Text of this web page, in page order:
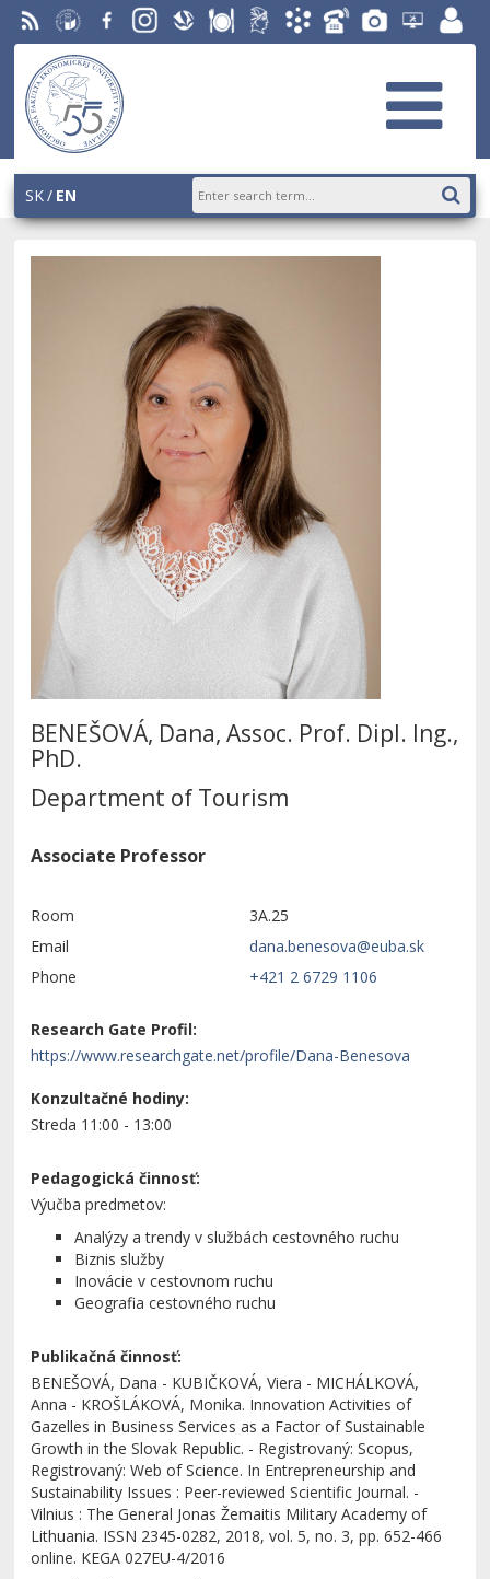
RSS University
of
Economics
in
Bratislava
FacebookInstagram
SlovakDiningStudentAcademic
PhoneGalleryHelpdesk
EUBAportal
SK EN
BENEŠOVÁ, Dana, Assoc. Prof. Dipl. Ing.,
PhD.
Department of Tourism
Associate Professor
Room
3A.25
Email
Phone
+421 2 6729 1106
Research Gate Profil:
https://www.researchgate.net/profile/Dana-Benesova
Konzultačné hodiny:
Streda 11:00 - 13:00
Pedagogická činnosť:
Výučba predmetov:
Analýzy a trendy v službách cestovného ruchu
Biznis služby
Inovácie v cestovnom ruchu
Geografia cestovného ruchu
Publikačná činnosť:
BENEŠOVÁ, Dana - KUBIČKOVÁ, Viera - MICHÁLKOVÁ,
Anna - KROŠLÁKOVÁ, Monika. Innovation Activities of
Gazelles in Business Services as a Factor of Sustainable
Growth in the Slovak Republic. - Registrovaný: Scopus,
Registrovaný: Web of Science. In Entrepreneurship and
Sustainability Issues : Peer-reviewed Scientific Journal. -
Vilnius : The General Jonas Žemaitis Military Academy of
Lithuania. ISSN 2345-0282, 2018, vol. 5, no. 3, pp. 652-466
online. KEGA 027EU-4/2016